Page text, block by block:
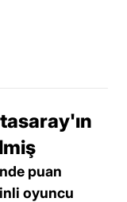
puan
oyuncu